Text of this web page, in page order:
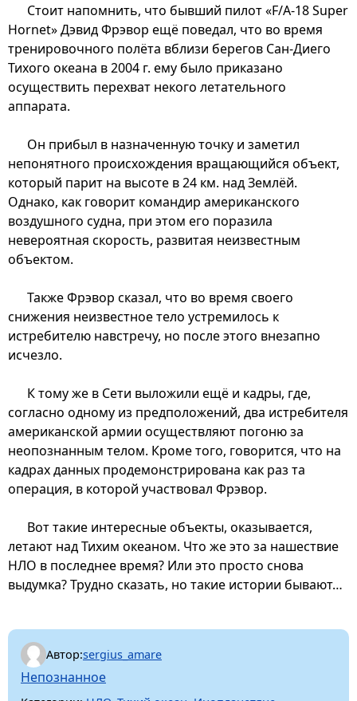
Стоит напомнить, что бывший пилот «F/A-18 Super
Hornet» Дэвид Фрэвор ещё поведал, что во время
тренировочного полёта вблизи берегов Сан-Диего
Тихого океана в 2004 г. ему было приказано
осуществить перехват некого летательного
аппарата.
Он прибыл в назначенную точку и заметил
непонятного происхождения вращающийся объект,
который парит на высоте в 24 км. над Землёй.
Однако, как говорит командир американского
воздушного судна, при этом его поразила
невероятная скорость, развитая неизвестным
объектом.
Также Фрэвор сказал, что во время своего
снижения неизвестное тело устремилось к
истребителю навстречу, но после этого внезапно
исчезло.
К тому же в Сети выложили ещё и кадры, где,
согласно одному из предположений, два истребителя
американской армии осуществляют погоню за
неопознанным телом. Кроме того, говорится, что на
кадрах данных продемонстрирована как раз та
операция, в которой участвовал Фрэвор.
Вот такие интересные объекты, оказывается,
летают над Тихим океаном. Что же это за нашествие
НЛО в последнее время? Или это просто снова
выдумка? Трудно сказать, но такие истории бывают…
Автор:sergius_amare
Непознанное